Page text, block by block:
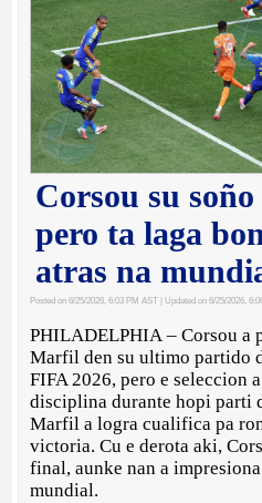
Corsou su
pero ta laga
atras na
Posted on 6/25/2026, 6:03 PM AST | Updated on 6/25/2026,
PHILADELPHIA – Corsou a
Marfil den su ultimo partido
FIFA 2026, pero e seleccion
disciplina durante hopi parti
Marfil a logra cualifica pa
victoria. Cu e derota aki,
final, aunke nan a
mundial.